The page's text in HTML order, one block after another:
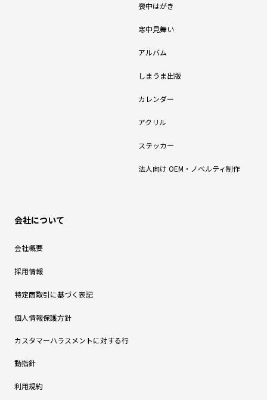
喪中はがき
寒中見舞い
アルバム
しまうま出版
カレンダー
アクリル
ステッカー
法人向け OEM・ノベルティ制作
会社について
会社概要
採用情報
特定商取引に基づく表記
個人情報保護方針
カスタマーハラスメントに対する行
動指針
利用規約